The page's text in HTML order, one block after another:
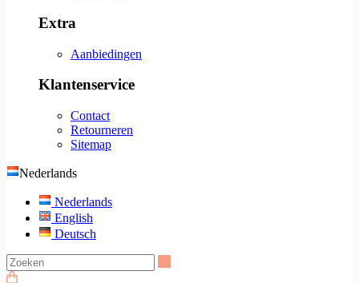
Extra
Aanbiedingen
Klantenservice
Contact
Retourneren
Sitemap
Nederlands
Nederlands
English
Deutsch